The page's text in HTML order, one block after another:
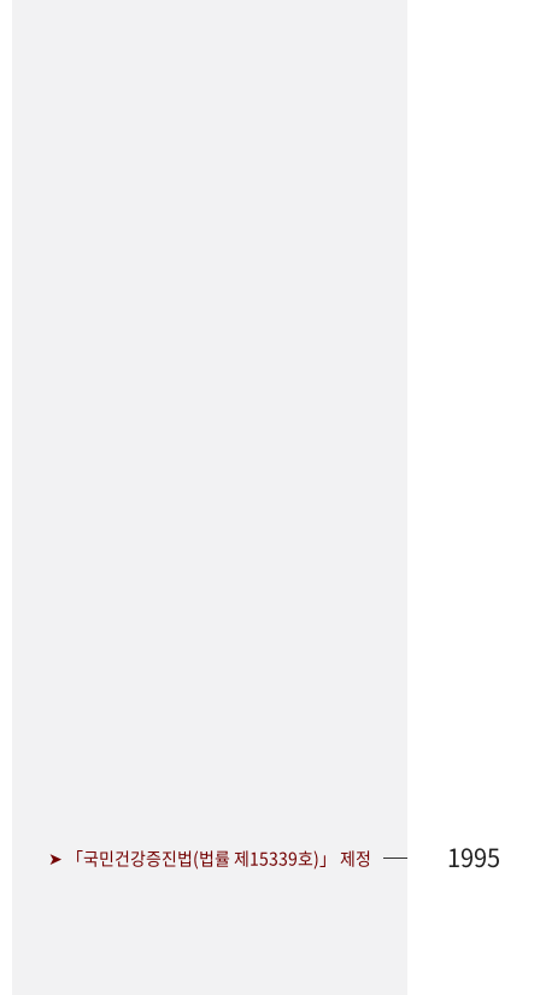
➤ 「국민건강증진법(법률 제15339호)」 제정 1995